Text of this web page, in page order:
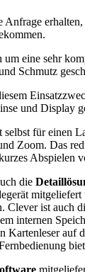
Anfrage
eine sehr
Schmutz
und Display
für einen
Zoom. Das
Abspielen
die
Clever ist auch
internen
Kartenleser